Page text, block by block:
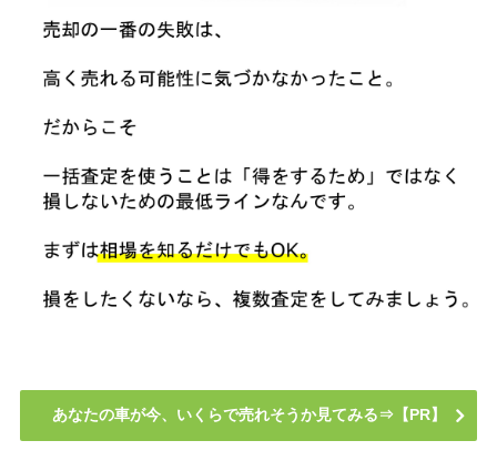
あなたの車が今、いくらで売れそうか見てみる⇒【PR】